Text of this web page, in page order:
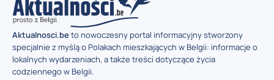
Aktualnosci.beto nowoczesny portal informacyjny stworzony
specjalnie z myślą o Polakach mieszkających w Belgii: informacje o
lokalnych wydarzeniach, a także treści dotyczące życia
codziennego w Belgii.